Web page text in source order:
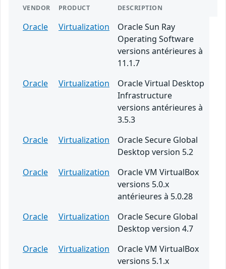
VENDOR PRODUCT DESCRIPTION
Oracle Virtualization
Oracle Sun Ray
Operating Software
versions antérieures à
11.1.7
Oracle
Virtualization
Oracle Virtual Desktop
Infrastructure
versions antérieures à
3.5.3
Oracle
Virtualization
Oracle Secure Global
Desktop version 5.2
Oracle
Virtualization
Oracle VM VirtualBox
versions 5.0.x
antérieures à 5.0.28
Oracle
Virtualization
Oracle Secure Global
Desktop version 4.7
Oracle
Virtualization
Oracle VM VirtualBox
versions 5.1.x